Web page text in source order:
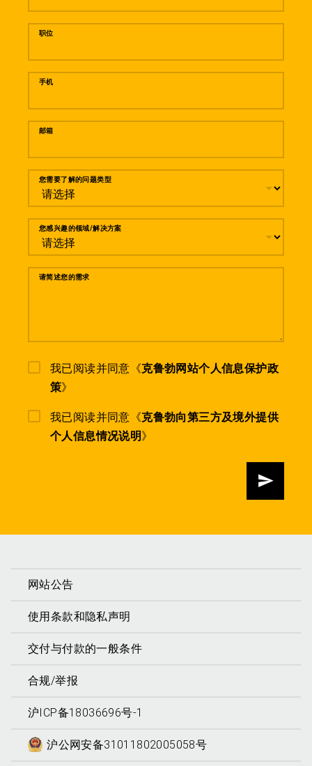
职位
手机
邮箱
您需要了解的问题类型
您感兴趣的领域/解决方案
请简述您的需求
我已阅读并同意《克鲁勃网站个人信息保护政
策》
我已阅读并同意《克鲁勃向第三方及境外提供
个人信息情况说明》
发送
网站公告
使用条款和隐私声明
交付与付款的一般条件
合规/举报
沪ICP备18036696号-1
沪公网安备31011802005058号